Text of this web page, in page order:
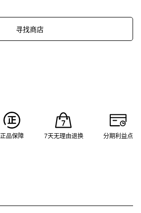
寻找商店
正品保障 7天无理由退换 分期利益点